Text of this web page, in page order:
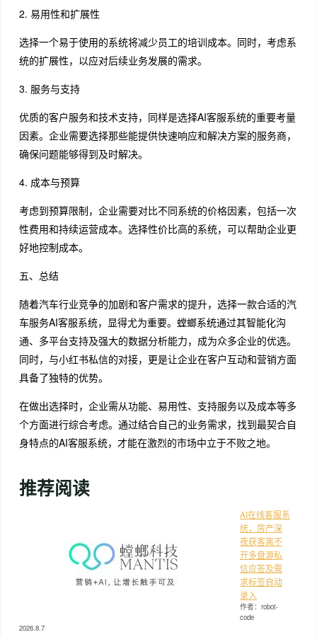
2. 易用性和扩展性
选择一个易于使用的系统将减少员工的培训成本。同时，考虑系
统的扩展性，以应对后续业务发展的需求。
3. 服务与支持
优质的客户服务和技术支持，同样是选择AI客服系统的重要考量
因素。企业需要选择那些能提供快速响应和解决方案的服务商，
确保问题能够得到及时解决。
4. 成本与预算
考虑到预算限制，企业需要对比不同系统的价格因素，包括一次
性费用和持续运营成本。选择性价比高的系统，可以帮助企业更
好地控制成本。
五、总结
随着汽车行业竞争的加剧和客户需求的提升，选择一款合适的汽
车服务AI客服系统，显得尤为重要。螳螂系统通过其智能化沟
通、多平台支持及强大的数据分析能力，成为众多企业的优选。
同时，与小红书私信的对接，更是让企业在客户互动和营销方面
具备了独特的优势。
在做出选择时，企业需从功能、易用性、支持服务以及成本等多
个方面进行综合考虑。通过结合自己的业务需求，找到最契合自
身特点的AI客服系统，才能在激烈的市场中立于不败之地。
推荐阅读
AI在线客服系
统，房产深
夜获客离不
开多盘源私
信应答及需
求标签自动
录入
作者：robot-
code
2026.8.7